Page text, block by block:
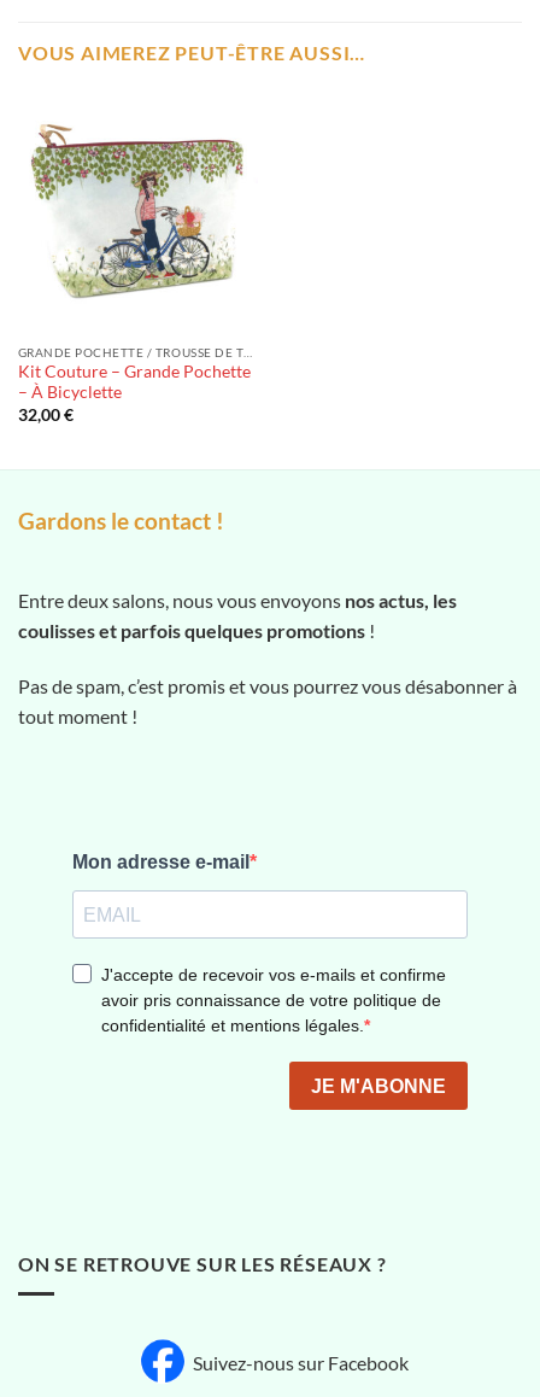
VOUS AIMEREZ PEUT-ÊTRE AUSSI…
Kit Couture – Grande Pochette
– À Bicyclette
32,00€
Gardons le contact !
Entre deux salons, nous vous envoyons nos actus, les
coulisses et parfois quelques promotions !
Pas de spam, c’est promis et vous pourrez vous désabonner à
tout moment !
ON SE RETROUVE SUR LES RÉSEAUX ?
Suivez-nous sur Facebook